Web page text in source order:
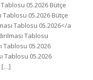
05.2026 Bütçe
Tablosu 05.2026 Bütçe
Tablosu 05.2026</a
Tablosu
Tablosu 05.2026
Tablosu 05.2026
[…]